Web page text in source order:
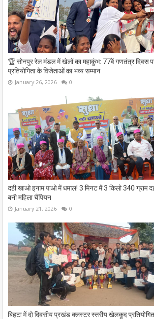
🏆 सोनपुर रेल मंडल में खेलों का महाकुंभ: 77वें गणतंत्र दिवस
प्रतियोगिता के विजेताओं का भव्य सम्मान
January 26, 2026 0
दही खाओ इनाम पाओ में धमाल! 3 मिनट में 3 किलो 340 ग्राम
बनी महिला चैंपियन
January 21, 2026 0
बिहटा में दो दिवसीय प्रखंड क्लस्टर स्तरीय खेलकूद